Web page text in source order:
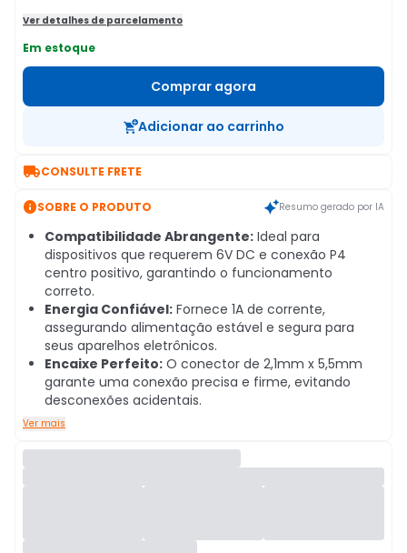
Ver detalhes de parcelamento
Em estoque
Comprar agora
Adicionar ao carrinho
CONSULTE FRETE
SOBRE O PRODUTO Resumo gerado por IA
Compatibilidade Abrangente: Ideal para
dispositivos que requerem 6V DC e conexão P4
centro positivo, garantindo o funcionamento
correto.
Energia Confiável: Fornece 1A de corrente,
assegurando alimentação estável e segura para
seus aparelhos eletrônicos.
Encaixe Perfeito: O conector de 2,1mm x 5,5mm
garante uma conexão precisa e firme, evitando
desconexões acidentais.
Ver mais